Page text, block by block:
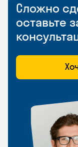
Сложно
оставьте